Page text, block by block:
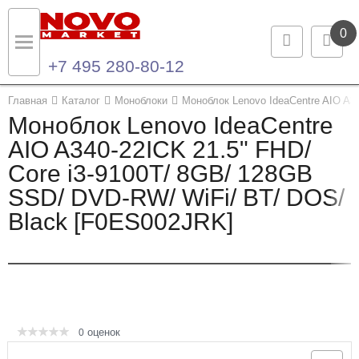
0
+7 495 280-80-12
Главная Каталог Моноблоки Моноблок Lenovo IdeaCentre AIO
Моноблок Lenovo IdeaCentre
AIO A340-22ICK 21.5" FHD/
Core i3-9100T/ 8GB/ 128GB
SSD/ DVD-RW/ WiFi/ BT/ DOS/
Black [F0ES002JRK]
0 оценок
Назад
Каталог продукции
Ноутбуки и ультрабуки
Компьютеры
Назад
Контакты
Контактная информация